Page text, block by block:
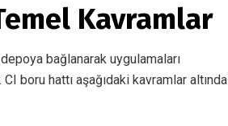
Kavramlar
bağlanarak uygulamaları
boru hattı aşağıdaki kavramlar altında